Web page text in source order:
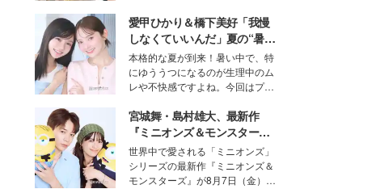
ションの完成度を高めるベースと
して、“髪そのものの美しさ”に改
めて注目する人が増えている様
子。今回は、そんな憧れの艶やか
な髪を日常で叶える、美容好きの
女性たちのヘアケア事情を紹介し
ます。
愛甲ひかり＆橋下美好「我慢
しなくていいんだ」夏の“暑さ
対策”の新しい選択肢とは？
本格的な夏が到来！暑い中で、特
にゆううつになるのが生理中のム
レや不快感ですよね。今回はプラ
モデル・愛甲ひかりさんと橋下美
好さんを迎えて本音で女子会トー
ク。猛暑のお出かけを快適に過ご
すヒントや、2人が感動した夏の
生理の新常識にも迫りました。
宮城舞・島村雄大、最新作
『ミニオンズ＆モンスター
ズ』の魅力熱弁 ハチャメチャ
だけじゃない“友情と絆”に感
動
世界中で愛される「ミニオンズ」
シリーズの最新作『ミニオンズ＆
モンスターズ』が8月7日（金）に